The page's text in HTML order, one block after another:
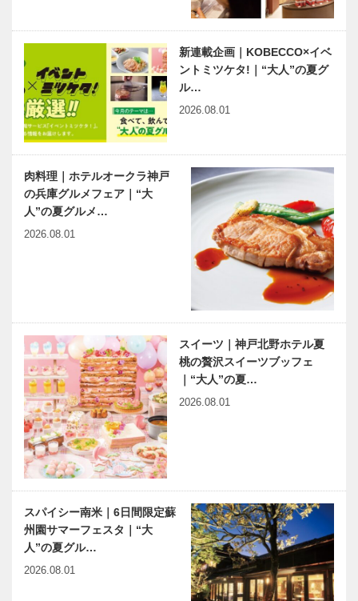
SONE（ソ
ネ）
新連載企画｜KOBECCO×イベ
ントミツケタ!｜“大人”の夏グ
ル…
2026.08.01
肉料理｜ホテルオークラ神戸
の兵庫グルメフェア｜“大
人”の夏グルメ…
2026.08.01
スイーツ｜神戸北野ホテル夏
桃の贅沢スイーツブッフェ
｜“大人”の夏…
2026.08.01
スパイシー南米｜6日間限定蘇
州園サマーフェスタ｜“大
人”の夏グル…
2026.08.01